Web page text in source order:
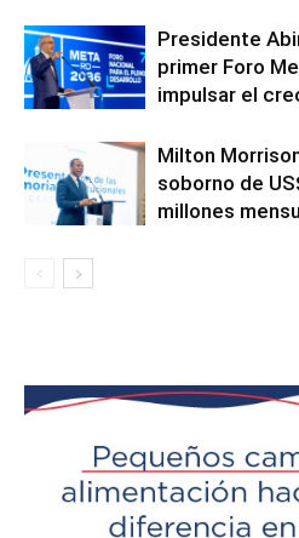
Presidente
primer Foro
impulsar el
Milton
soborno de
millones